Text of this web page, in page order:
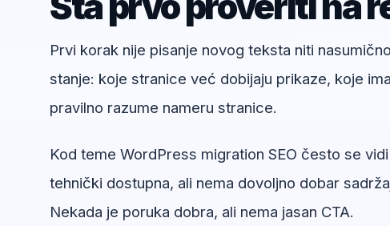
Prvi korak nije pisanje novog teksta niti
stanje: koje stranice već dobijaju prikaze, koje
pravilno razume nameru stranice.
Kod teme WordPress migration SEO često se
tehnički dostupna, ali nema dovoljno dobar
Nekada je poruka dobra, ali nema jasan CTA.